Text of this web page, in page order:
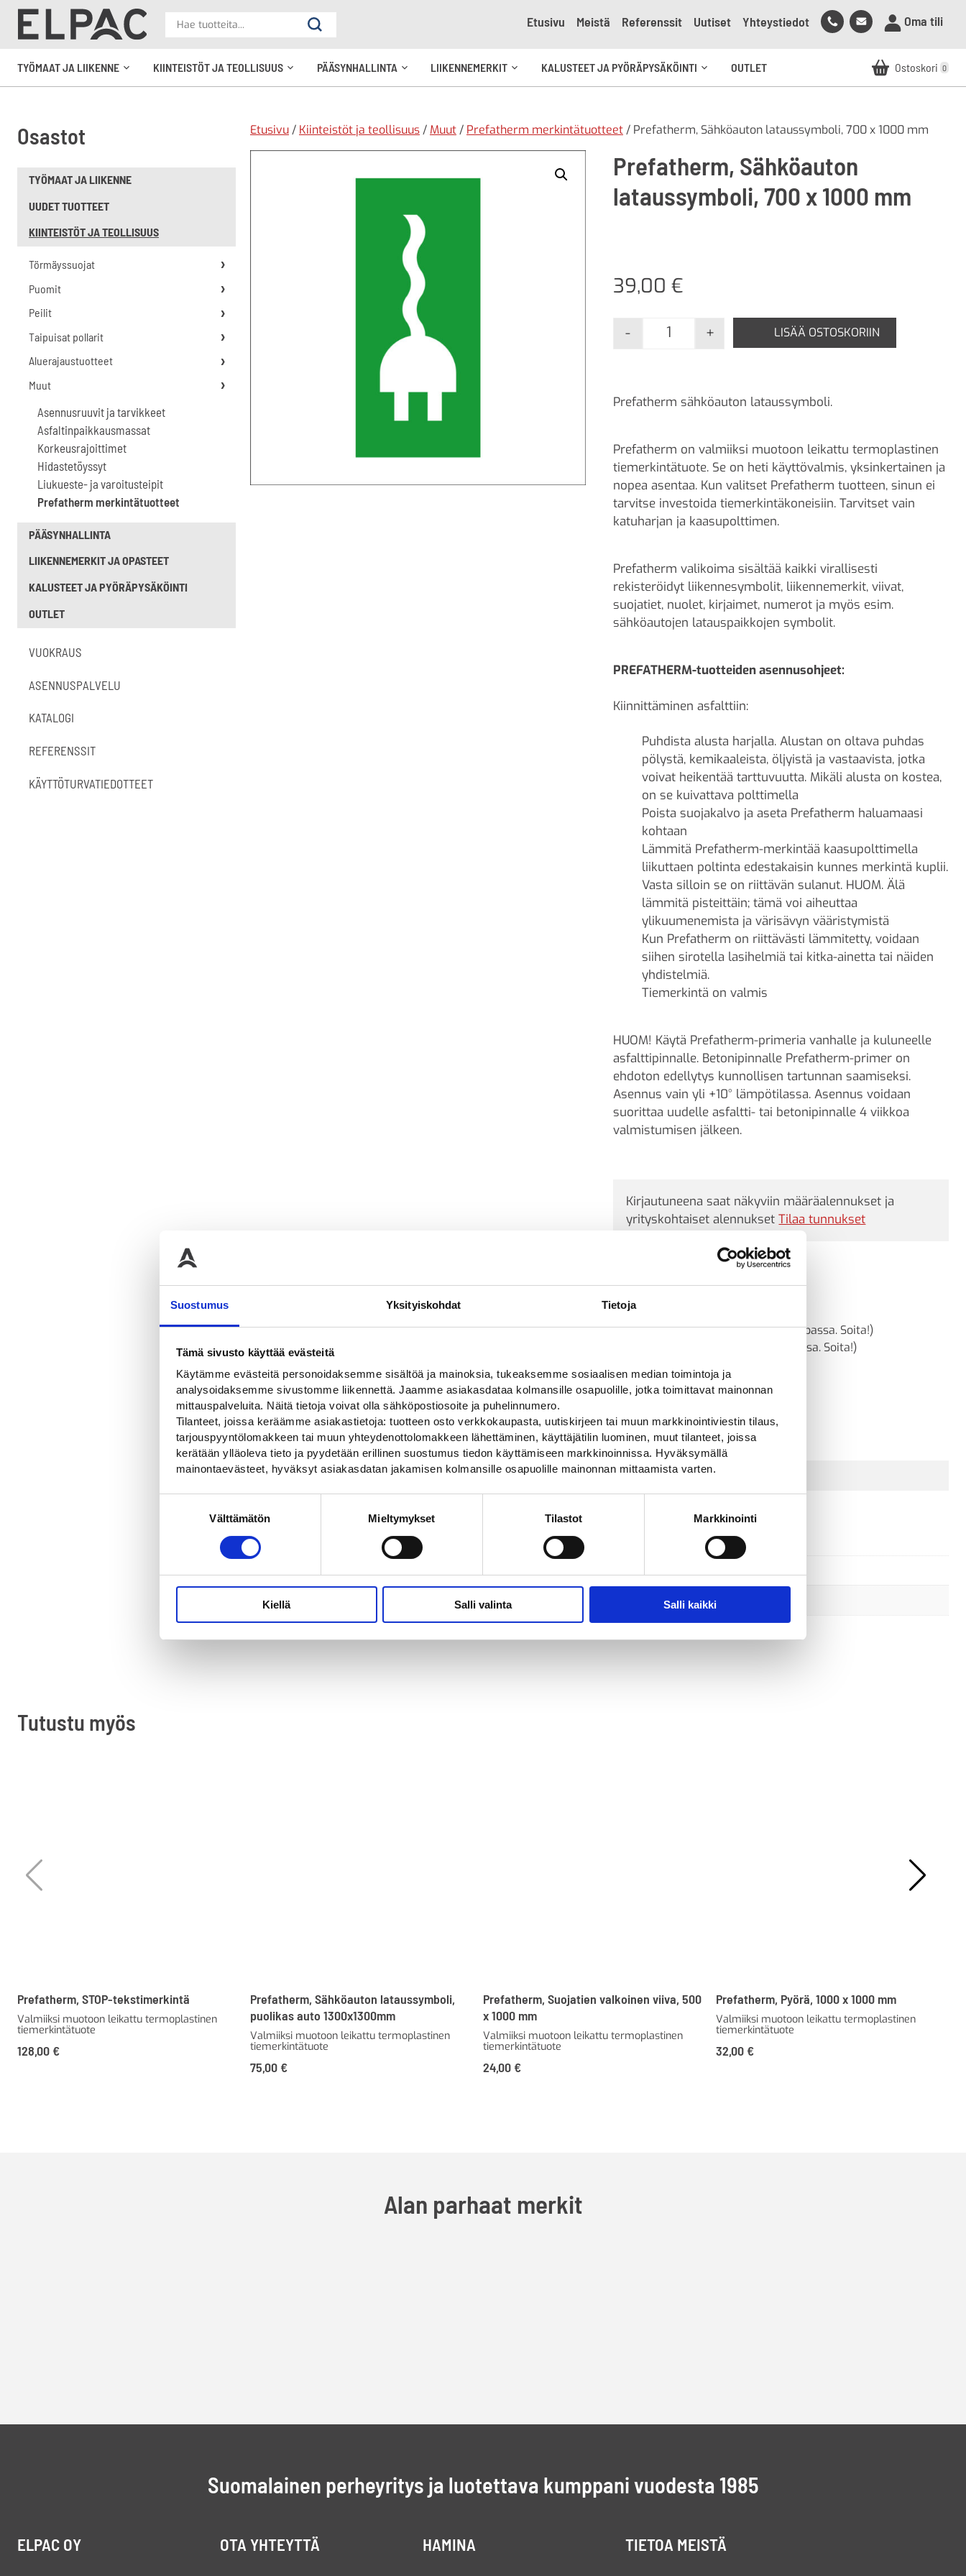
Suostumus Yksityiskohdat Tietoja
Tämä sivusto käyttää evästeitä
Käytämme evästeitä personoidaksemme sisältöä ja mainoksia, tukeaksemme sosiaalisen median toimintoja ja
analysoidaksemme sivustomme liikennettä. Jaamme asiakasdataa kolmansille osapuolille, jotka toimittavat mainonnan
mittauspalveluita. Näitä tietoja voivat olla sähköpostiosoite ja puhelinnumero.
Tilanteet, joissa keräämme asiakastietoja: tuotteen osto verkkokaupasta, uutiskirjeen tai muun markkinointiviestin tilaus,
tarjouspyyntölomakkeen tai muun yhteydenottolomakkeen lähettäminen, käyttäjätilin luominen, muut tilanteet, joissa
kerätään ylläoleva tieto ja pyydetään erillinen suostumus tiedon käyttämiseen markkinoinnissa. Hyväksymällä
mainontaevästeet, hyväksyt asiakasdatan jakamisen kolmansille osapuolille mainonnan mittaamista varten.
Välttämätön Mieltymykset Tilastot Markkinointi
Kiellä Salli valinta Salli kaikki
Hae
Hae
Etusivu Meistä Referenssit Uutiset Yhteystiedot
Soita
meille
Lähetä
meille
Oma tili
TYÖMAAT JA LIIKENNE
KIINTEISTÖT JA TEOLLISUUS
PÄÄSYNHALLINTA
LIIKENNEMERKIT
KALUSTEET JA PYÖRÄPYSÄKÖINTI
OUTLET Ostoskori 0
Osastot
TYÖMAAT JA LIIKENNE
UUDET TUOTTEET
KIINTEISTÖT JA TEOLLISUUS
Törmäyssuojat
Puomit
Peilit
Taipuisat pollarit
Aluerajaustuotteet
Muut
Asennusruuvit ja tarvikkeet
Asfaltinpaikkausmassat
Korkeusrajoittimet
Hidastetöyssyt
Liukueste- ja varoitusteipit
Prefatherm merkintätuotteet
PÄÄSYNHALLINTA
LIIKENNEMERKIT JA OPASTEET
KALUSTEET JA PYÖRÄPYSÄKÖINTI
OUTLET
VUOKRAUS
ASENNUSPALVELU
KATALOGI
REFERENSSIT
KÄYTTÖTURVATIEDOTTEET
Etusivu / Kiinteistöt ja teollisuus / Muut / Prefatherm merkintätuotteet / Prefatherm, Sähköauton lataussymboli, 700 x 1000 mm
Prefatherm, Sähköauton
lataussymboli, 700 x 1000 mm
39,00€
Prefatherm, Sähköauton lataussymboli, 700 x 1000
- + LISÄÄ OSTOSKORIIN
Prefatherm sähköauton lataussymboli.
Prefatherm on valmiiksi muotoon leikattu termoplastinen
tiemerkintätuote. Se on heti käyttövalmis, yksinkertainen ja
nopea asentaa. Kun valitset Prefatherm tuotteen, sinun ei
tarvitse investoida tiemerkintäkoneisiin. Tarvitset vain
katuharjan ja kaasupolttimen.
Prefatherm valikoima sisältää kaikki virallisesti
rekisteröidyt liikennesymbolit, liikennemerkit, viivat,
suojatiet, nuolet, kirjaimet, numerot ja myös esim.
sähköautojen latauspaikkojen symbolit.
PREFATHERM-tuotteiden asennusohjeet:
Kiinnittäminen asfalttiin:
Puhdista alusta harjalla. Alustan on oltava puhdas
pölystä, kemikaaleista, öljyistä ja vastaavista, jotka
voivat heikentää tarttuvuutta. Mikäli alusta on kostea,
on se kuivattava polttimella
Poista suojakalvo ja aseta Prefatherm haluamaasi
kohtaan
Lämmitä Prefatherm-merkintää kaasupolttimella
liikuttaen poltinta edestakaisin kunnes merkintä kuplii.
Vasta silloin se on riittävän sulanut. HUOM. Älä
lämmitä pisteittäin; tämä voi aiheuttaa
ylikuumenemista ja värisävyn vääristymistä
Kun Prefatherm on riittävästi lämmitetty, voidaan
siihen sirotella lasihelmiä tai kitka-ainetta tai näiden
yhdistelmiä.
Tiemerkintä on valmis
HUOM! Käytä Prefatherm-primeria vanhalle ja kuluneelle
asfalttipinnalle. Betonipinnalle Prefatherm-primer on
ehdoton edellytys kunnollisen tartunnan saamiseksi.
Asennus vain yli +10° lämpötilassa. Asennus voidaan
suorittaa uudelle asfaltti- tai betonipinnalle 4 viikkoa
valmistumisen jälkeen.
Kirjautuneena saat näkyviin määräalennukset ja
yrityskohtaiset alennuksetTilaa tunnukset
605963
Vantaa: 0 (Päävarasto)
Hamina: 0 (Toistaiseksi ei verkkokaupassa. Soita!)
Oulu: 0 (Toistaiseksi ei verkkokaupassa. Soita!)
Lähetettävissä:arvio 21 päivää
Ladattavat tiedostot
LISÄTIEDOT ARVIOT
Lisätiedot
Tutustu myös
Prefatherm, STOP-tekstimerkintä
Valmiiksi muotoon leikattu termoplastinen
tiemerkintätuote
128,00 €
Prefatherm, Sähköauton lataussymboli,
puolikas auto 1300x1300mm
Valmiiksi muotoon leikattu termoplastinen
tiemerkintätuote
75,00 €
Prefatherm, Suojatien valkoinen viiva, 500
x 1000 mm
Valmiiksi muotoon leikattu termoplastinen
tiemerkintätuote
24,00 €
Prefatherm, Pyörä, 1000 x 1000 mm
Valmiiksi muotoon leikattu termoplastinen
tiemerkintätuote
32,00 €
Alan parhaat merkit
Suomalainen perheyritys ja luotettava kumppani vuodesta 1985
ELPAC OY OTA YHTEYTTÄ HAMINA TIETOA MEISTÄ